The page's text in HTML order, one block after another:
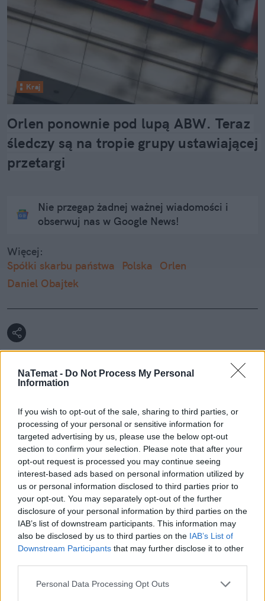
NaTemat - Do Not Process My Personal
Information
If you wish to opt-out of the sale, sharing to third parties, or
processing of your personal or sensitive information for
targeted advertising by us, please use the below opt-out
section to confirm your selection. Please note that after your
opt-out request is processed you may continue seeing
interest-based ads based on personal information utilized by
us or personal information disclosed to third parties prior to
your opt-out. You may separately opt-out of the further
disclosure of your personal information by third parties on the
IAB’s list of downstream participants. This information may
also be disclosed by us to third parties on the IAB’s List of
Downstream Participants that may further disclose it to other
Personal Data Processing Opt Outs
Kraj
Orlen ponownie pod lupą ABW. Teraz
śledczy są na tropie grupy ustawiającej
przetargi
Nie przegap żadnej ważnej wiadomości i
obserwuj nas w Google News!
Więcej:
Spółki skarbu państwa
Polska
Orlen
Daniel Obajtek
Obserwuj
Napisz do mnie:
konrad.baginski@innpoland.pl
Czytaj więcej